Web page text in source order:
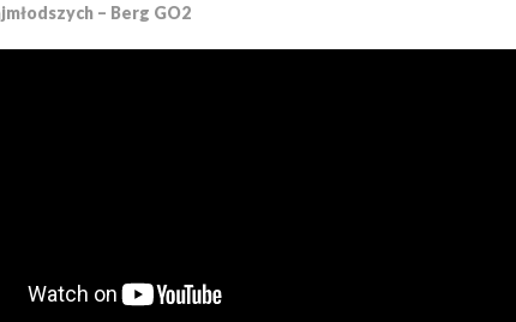
– Berg GO2